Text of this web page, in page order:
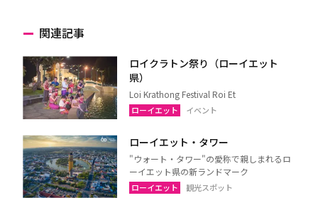
関連記事
ロイクラトン祭り（ローイエット
県）
Loi Krathong Festival Roi Et
ローイエット イベント
ローイエット・タワー
"ウォート・タワー"の愛称で親しまれるロ
ーイエット県の新ランドマーク
ローイエット 観光スポット